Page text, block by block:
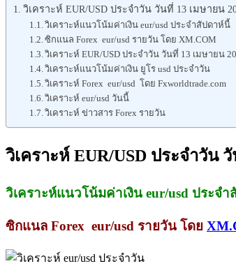
วิเคราะห์ EUR/USD ประจำวัน วันที่ 13 เมษายน
วิเคราะห์แนวโน้มค่าเงิน eur/usd ประจำสัปดาห์นี้
ซิกแนล Forex eur/usd รายวัน โดย XM.COM
วิเคราะห์ EUR/USD ประจำวัน วันที่ 13 เมษายน
วิเคราะห์แนวโน้มค่าเงิน ยูโร usd ประจำวัน
วิเคราะห์ Forex eur/usd โดย Fxworldtrade.com
วิเคราะห์ eur/usd วันนี้
วิเคราะห์ ข่าวสาร Forex รายวัน
วิเคราะห์ EUR/USD ประจำวัน
วิเคราะห์แนวโน้มค่าเงิน eur/usd ประจ
ซิกแนล Forex eur/usd รายวัน โดย